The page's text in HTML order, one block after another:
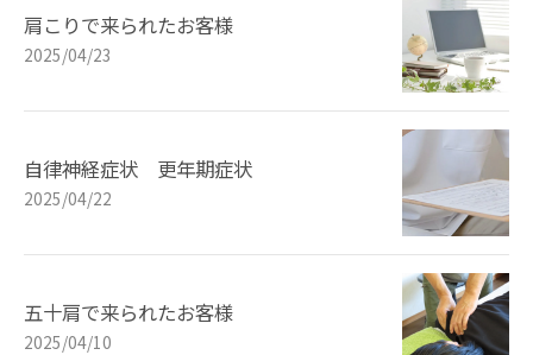
肩こりで来られたお客様
2025/04/23
自律神経症状 更年期症状
2025/04/22
五十肩で来られたお客様
2025/04/10